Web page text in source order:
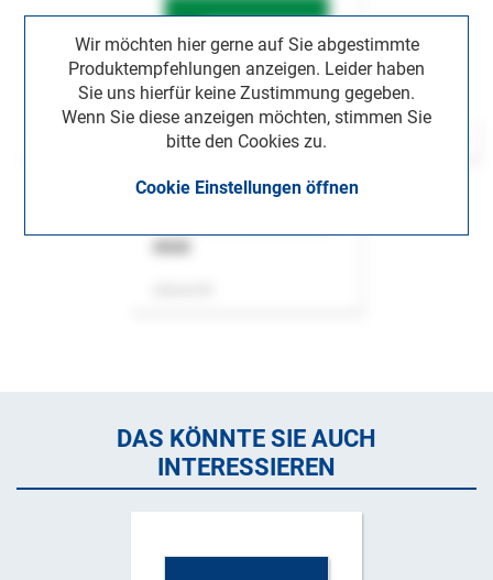
Wir möchten hier gerne auf Sie abgestimmte
Produktempfehlungen anzeigen. Leider haben
Sie uns hierfür keine Zustimmung gegeben.
Wenn Sie diese anzeigen möchten, stimmen Sie
bitte den Cookies zu.
Cookie Einstellungen öffnen
DAS KÖNNTE SIE AUCH
INTERESSIEREN